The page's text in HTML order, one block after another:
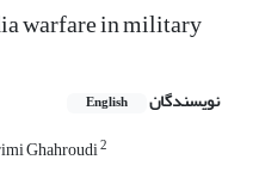
warfare in military
نویسندگان English
Ghahroudi2